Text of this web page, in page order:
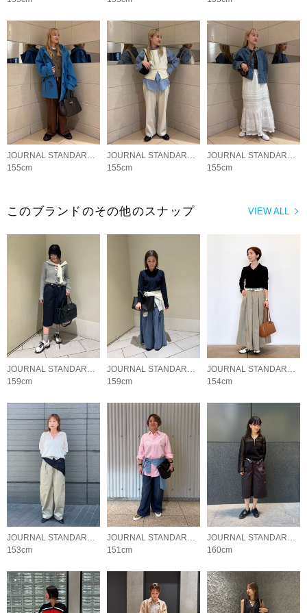
155cm
155cm
155cm
VIEW ALL
このブランドのその他のスナップ
JOURNAL STANDARD LADYS
159cm
JOURNAL STANDARD LADYS
159cm
JOURNAL STANDARD LADYS
154cm
JOURNAL STANDARD LADYS
153cm
JOURNAL STANDARD LADYS
151cm
JOURNAL STANDARD LADYS
160cm